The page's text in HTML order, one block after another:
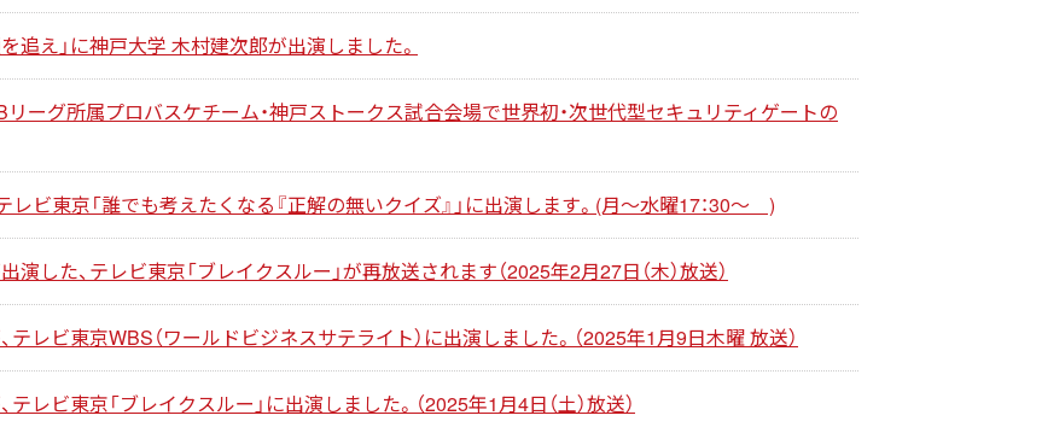
追え」に神戸大学 木村建次郎が出演しました。
ーグ所属プロバスケチーム・神戸ストークス試合会場で世界初・次世代型セキュリティゲートの
ビ東京「誰でも考えたくなる『正解の無いクイズ』」に出演します。(月～水曜17：30～ )
演した、テレビ東京「ブレイクスルー」が再放送されます（2025年2月27日（木）放送）
テレビ東京WBS（ワールドビジネスサテライト）に出演しました。（2025年1月9日木曜 放送）
テレビ東京「ブレイクスルー」に出演しました。（2025年1月4日（土）放送）